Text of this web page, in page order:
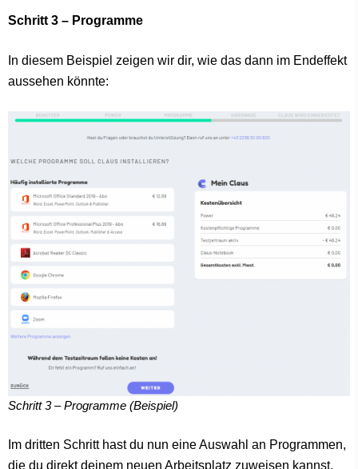
Schritt 3 – Programme
In diesem Beispiel zeigen wir dir, wie das dann im Endeffekt
aussehen könnte:
Schritt 3 – Programme (Beispiel)
Im dritten Schritt hast du nun eine Auswahl an Programmen,
die du direkt deinem neuen Arbeitsplatz zuweisen kannst.